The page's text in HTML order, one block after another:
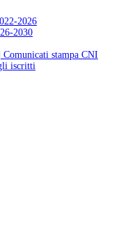
2026
2030
stampa CNI
iscritti